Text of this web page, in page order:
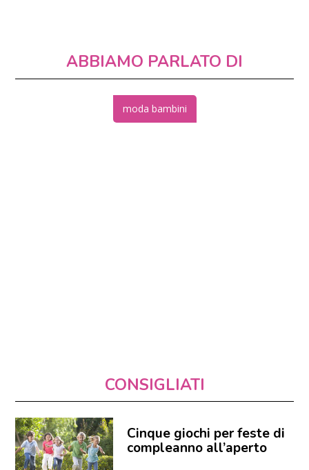
ABBIAMO PARLATO DI
moda bambini
CONSIGLIATI
Cinque giochi per feste di
compleanno all’aperto